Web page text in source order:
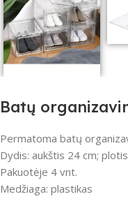
Batų
Permatoma batų
Dydis: aukštis 24 cm;
Pakuotėje 4 vnt.
Medžiaga: plastikas